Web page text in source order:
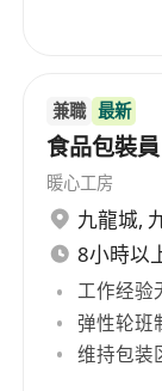
交叉污染
具團隊協
日），並
兼職 最新
食品包裝員
暖心工房
九龍城,
8小時以
工作经验
弹性轮班
维持包装